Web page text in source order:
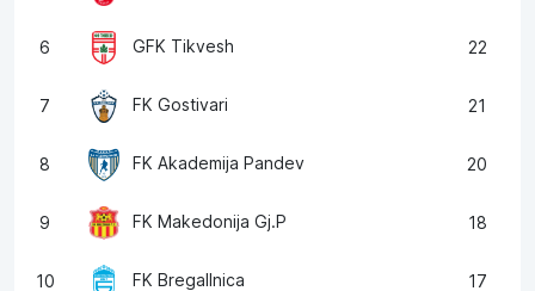
6 GFK Tikvesh 22
7 FK Gostivari 21
8 FK Akademija Pandev 20
9 FK Makedonija Gj.P 18
10 FK Bregallnica 17